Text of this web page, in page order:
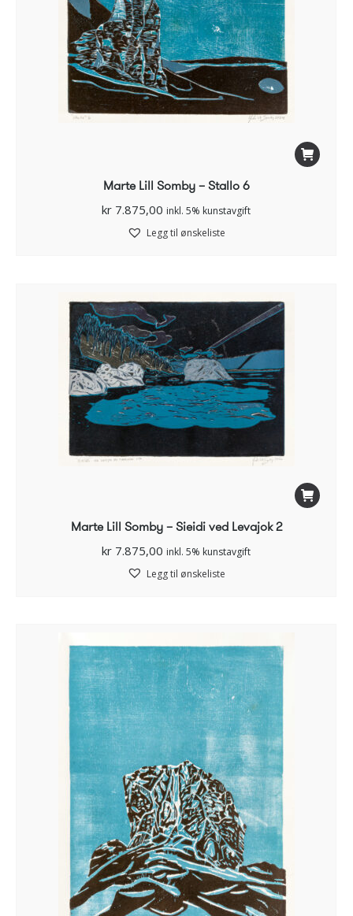
Marte Lill Somby – Stallo 6
kr 7.875,00 inkl. 5% kunstavgift
Legg til ønskeliste
Marte Lill Somby – Sieidi ved Levajok 2
kr 7.875,00 inkl. 5% kunstavgift
Legg til ønskeliste